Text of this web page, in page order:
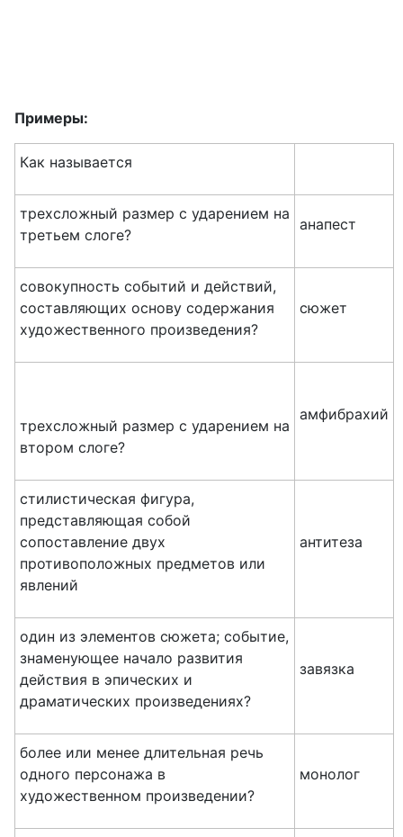
Примеры:
Как называется
трехсложный размер с ударением на
третьем слоге?
анапест
совокупность событий и действий,
составляющих основу содержания
художественного произведения?
сюжет
трехсложный размер с ударением на
втором слоге?
амфибрахий
стилистическая фигура,
представляющая собой
сопоставление двух
противоположных предметов или
явлений
антитеза
один из элементов сюжета; событие,
знаменующее начало развития
действия в эпических и
драматических произведениях?
завязка
более или менее длительная речь
одного персонажа в
художественном произведении?
монолог